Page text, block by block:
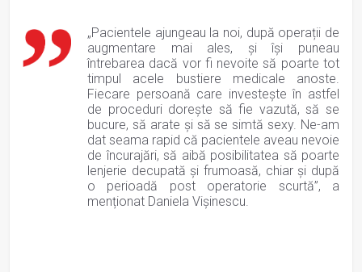
„Pacientele ajungeau la noi, după operații de
augmentare mai ales, și își puneau
întrebarea dacă vor fi nevoite să poarte tot
timpul acele bustiere medicale anoste.
Fiecare persoană care investește în astfel
de proceduri dorește să fie vazută, să se
bucure, să arate și să se simtă sexy. Ne-am
dat seama rapid că pacientele aveau nevoie
de încurajări, să aibă posibilitatea să poarte
lenjerie decupată și frumoasă, chiar și după
o perioadă post operatorie scurtă”, a
menționat Daniela Vișinescu.